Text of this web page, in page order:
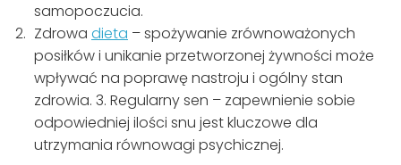
samopoczucia.
Zdrowa dieta – spożywanie zrównoważonych
posiłków i unikanie przetworzonej żywności może
wpływać na poprawę nastroju i ogólny stan
zdrowia. 3. Regularny sen – zapewnienie sobie
odpowiedniej ilości snu jest kluczowe dla
utrzymania równowagi psychicznej.